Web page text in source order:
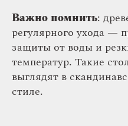
Важно помнить:
регулярного ухода —
защиты от воды и
температур. Такие
выглядят в
стиле.